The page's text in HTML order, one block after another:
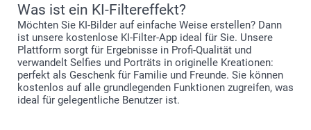
Was ist ein KI-Filtereffekt?
Möchten Sie KI-Bilder auf einfache Weise erstellen? Dann
ist unsere kostenlose KI-Filter-App ideal für Sie. Unsere
Plattform sorgt für Ergebnisse in Profi-Qualität und
verwandelt Selfies und Porträts in originelle Kreationen:
perfekt als Geschenk für Familie und Freunde. Sie können
kostenlos auf alle grundlegenden Funktionen zugreifen, was
ideal für gelegentliche Benutzer ist.